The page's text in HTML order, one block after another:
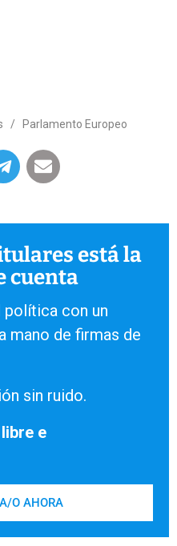
/ Parlamento Europeo
está la
cuenta
política con un
mano de firmas de
sin ruido.
e
O AHORA